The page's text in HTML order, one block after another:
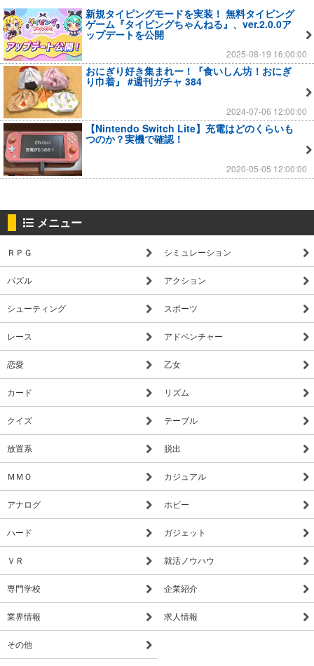
新規タイピングモードを実装！ 無料タイピング
ゲーム『タイピングちゃんねる』、ver.2.0.0ア
ップデートを公開
2025-08-19 16:00:00
おにぎり好き集まれー！『食いしん坊！おにぎ
り巾着』 #週刊ガチャ 384
2024-07-06 12:00:00
【Nintendo Switch Lite】充電はどのくらいも
つのか？実機で確認！
2020-05-05 12:00:00
メニュー
ＲＰＧ シミュレーション
パズル アクション
シューティング スポーツ
レース アドベンチャー
恋愛 乙女
カード リズム
クイズ テーブル
放置系 脱出
ＭＭＯ カジュアル
アナログ ホビー
ハード ガジェット
ＶＲ 就活ノウハウ
専門学校 企業紹介
業界情報 求人情報
その他